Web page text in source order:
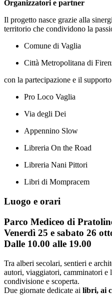
Organizzatori e partner
Il progetto nasce grazie alla
territorio che condividono la
Comune di Vaglia
Città Metropolitana di
con la partecipazione e il
Pro Loco Vaglia
Via degli Dei
Appennino Slow
Libreria On the Road
Libreria Nani Pittori
Libri di Mompracem
Luogo e orari
Parco Mediceo di
Venerdì 25 e sabato 26
Dalle 10.00 alle 19.00
Tra alberi secolari, sentieri e
autori, viaggiatori, camminatori e
condivisione e scoperta.
Due giornate dedicate ai libri, ai